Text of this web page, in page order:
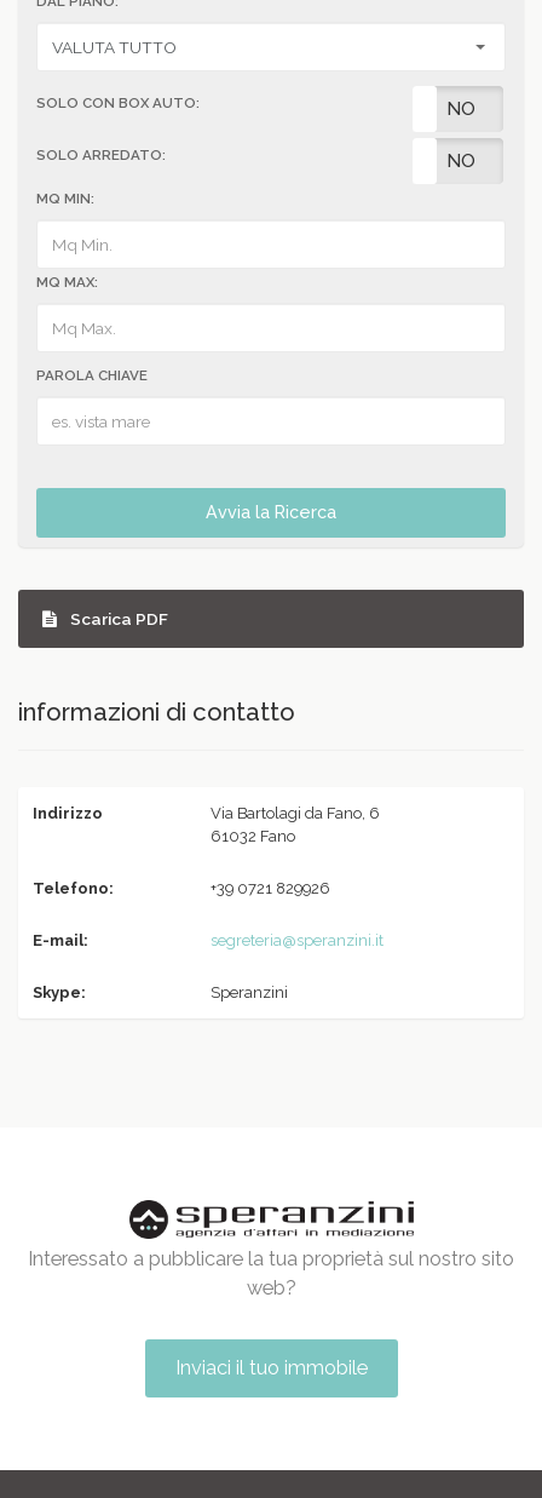
SOLO CON BOX AUTO: NO
SOLO ARREDATO: NO
MQ MIN:
MQ MAX:
PAROLA CHIAVE
Avvia la Ricerca
Scarica PDF
informazioni di contatto
Indirizzo
Via Bartolagi da Fano, 6
61032 Fano
Telefono: +39 0721 829926
E-mail: segreteria@speranzini.it
Skype: Speranzini
Interessato a pubblicare la tua proprietà sul nostro sito
web?
Inviaci il tuo immobile